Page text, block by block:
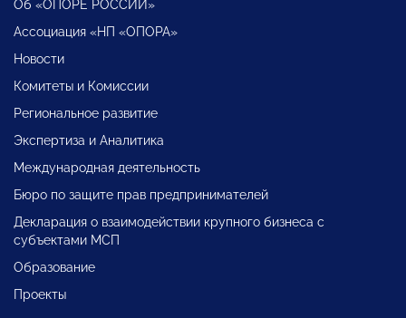
Об «ОПОРЕ РОССИИ»
Ассоциация «НП «ОПОРА»
Новости
Комитеты и Комиссии
Региональное развитие
Экспертиза и Аналитика
Международная деятельность
Бюро по защите прав предпринимателей
Декларация о взаимодействии крупного бизнеса с
субъектами МСП
Образование
Проекты